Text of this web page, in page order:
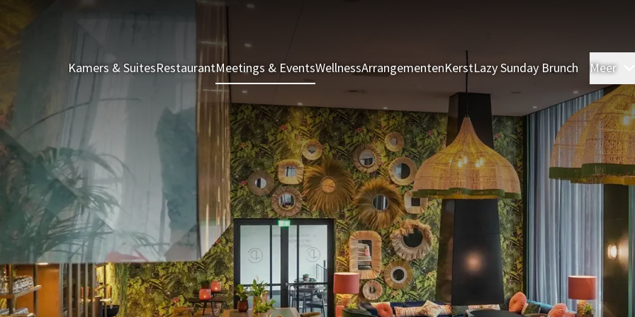
Kamers & SuitesRestaurantMeetings & EventsWellnessArrangementenKerstLazy Sunday Brunch Meer